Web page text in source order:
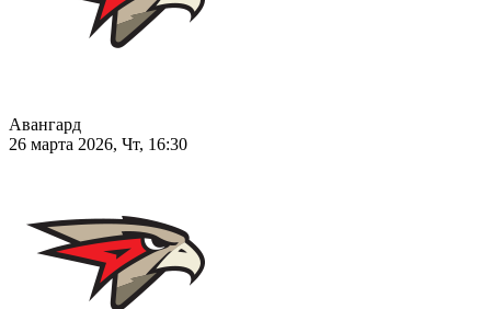
Авангард
26 марта 2026, Чт, 16:30